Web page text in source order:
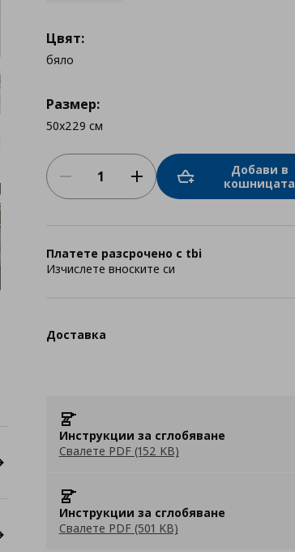
Цвят:
бяло
Размер:
50x229 см
Добави в
кошницата
Платете разсрочено с tbi
Изчислете вноските си
Доставка
Инструкции за сглобяване
Свалете PDF (152 KB)
Инструкции за сглобяване
Свалете PDF (501 KB)